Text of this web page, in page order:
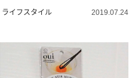
ライフスタイル 2019.07.24